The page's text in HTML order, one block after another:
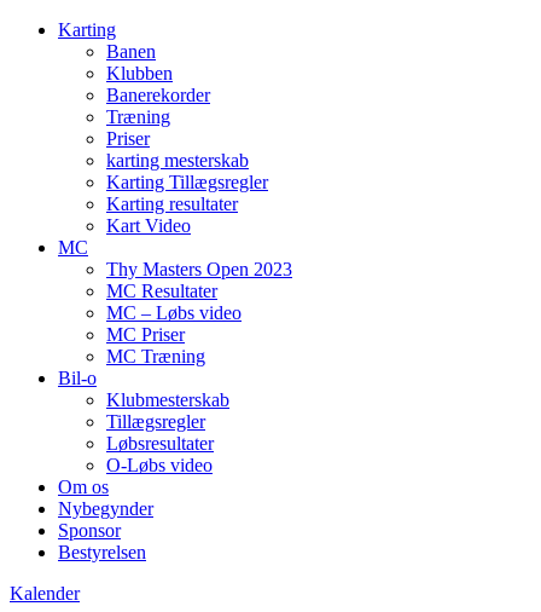
Karting
Banen
Klubben
Banerekorder
Træning
Priser
karting mesterskab
Karting Tillægsregler
Karting resultater
Kart Video
MC
Thy Masters Open 2023
MC Resultater
MC – Løbs video
MC Priser
MC Træning
Bil-o
Klubmesterskab
Tillægsregler
Løbsresultater
O-Løbs video
Om os
Nybegynder
Sponsor
Bestyrelsen
Kalender